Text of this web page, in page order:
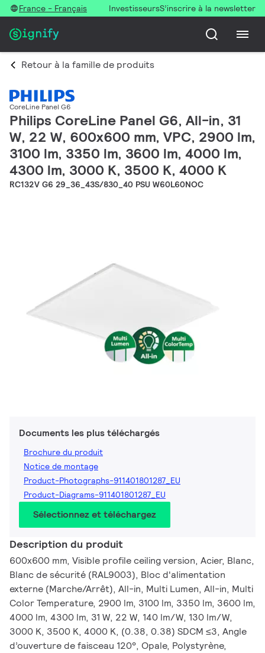
France - Français InvestisseursS’inscrire à la newsletter
Retour à la famille de produits
CoreLine Panel G6
Philips CoreLine Panel G6, All-in, 31
W, 22 W, 600x600 mm, VPC, 2900 lm,
3100 lm, 3350 lm, 3600 lm, 4000 lm,
4300 lm, 3000 K, 3500 K, 4000 K
RC132V G6 29_36_43S/830_40 PSU W60L60NOC
Documents les plus téléchargés
Brochure du produit
Notice de montage
Product-Photographs-911401801287_EU
Product-Diagrams-911401801287_EU
Sélectionnez et téléchargez
Description du produit
600x600 mm, Visible profile ceiling version, Acier, Blanc,
Blanc de sécurité (RAL9003), Bloc d'alimentation
externe (Marche/Arrêt), All-in, Multi Lumen, All-in, Multi
Color Temperature, 2900 lm, 3100 lm, 3350 lm, 3600 lm,
4000 lm, 4300 lm, 31 W, 22 W, 140 lm/W, 130 lm/W,
3000 K, 3500 K, 4000 K, (0.38, 0.38) SDCM ≤3, Angle
d’ouverture de faisceau 120°, Opale, Polystyrène,